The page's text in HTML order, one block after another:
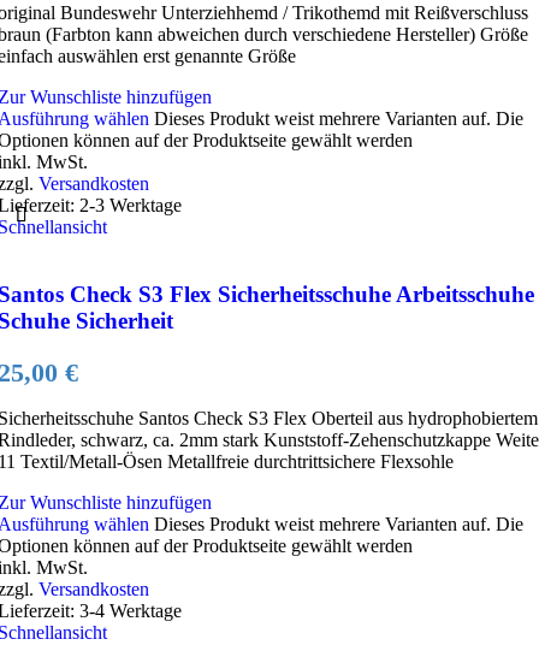
Bundeswehr Unterziehhemd / Trikothemd mit Reißverschluss
(Farbton kann abweichen durch verschiedene Hersteller) Größe
auswählen erst genannte Größe
Wunschliste hinzufügen
wählen Dieses Produkt weist mehrere Varianten auf. Die
können auf der Produktseite gewählt werden
MwSt.
Versandkosten
2-3 Werktage
Check S3 Flex Sicherheitsschuhe Arbeitsschuhe
Sicherheit
€
Santos Check S3 Flex Oberteil aus hydrophobiertem
schwarz, ca. 2mm stark Kunststoff-Zehenschutzkappe Weite
Textil/Metall-Ösen Metallfreie durchtrittsichere Flexsohle
Wunschliste hinzufügen
wählen Dieses Produkt weist mehrere Varianten auf. Die
können auf der Produktseite gewählt werden
MwSt.
Versandkosten
3-4 Werktage